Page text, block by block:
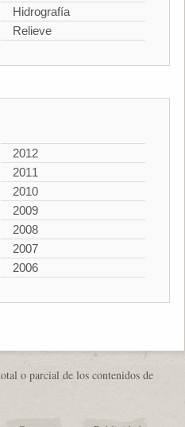
Hidrografía
Relieve
2012
2011
2010
2009
2008
2007
2006
o parcial de los contenidos de